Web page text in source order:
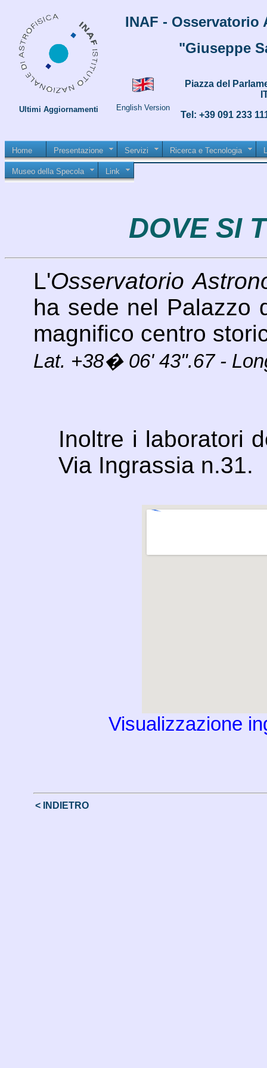
Ultimi Aggiornamenti
INAF -
"Giuseppe
English Version
Piazza del
Tel: +39 091 233
Home Presentazione Servizi Ricerca e Tecnologia
Museo della Specola Link
DOVE SI
L'Osservatorio
ha sede nel Palazzo
magnifico centro
Lat. +38� 06' 43".67 -
Inoltre i laboratori
Via Ingrassia n.31.
Visualizzazione
< INDIETRO